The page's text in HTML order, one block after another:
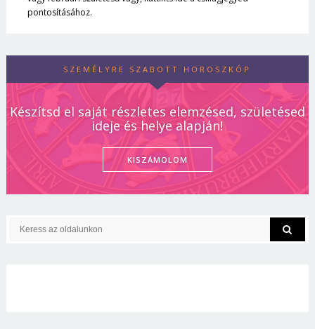
pontosításához.
SZEMÉLYRE SZABOTT HOROSZKÓP
Készítsd el saját részletes elemzésed, születésed
ideje és helye alapján!
KISZÁMOLOM